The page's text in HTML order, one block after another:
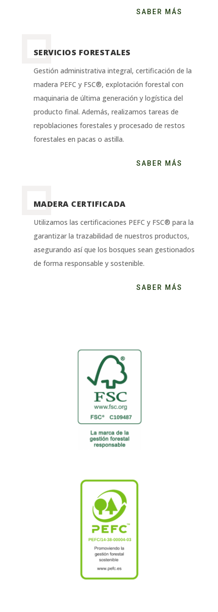
SABER MÁS
SERVICIOS FORESTALES
Gestión administrativa integral, certificación de la
madera PEFC y FSC®, explotación forestal con
maquinaria de última generación y logística del
producto final. Además, realizamos tareas de
repoblaciones forestales y procesado de restos
forestales en pacas o astilla.
SABER MÁS
MADERA CERTIFICADA
Utilizamos las certificaciones PEFC y FSC® para la
garantizar la trazabilidad de nuestros productos,
asegurando así que los bosques sean gestionados
de forma responsable y sostenible.
SABER MÁS